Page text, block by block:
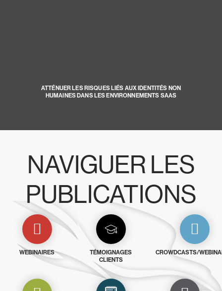
ATTÉNUER LES RISQUES LIÉS AUX IDENTITÉS NON
HUMAINES DANS LES ENVIRONNEMENTS SAAS
NAVIGUER LES
PUBLICATIONS
WEBINAIRES
TÉMOIGNAGES
CLIENTS
CROWDCASTS/